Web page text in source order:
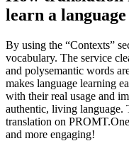
learn a language
By using the “Contexts”
vocabulary. The service
and polysemantic words
makes language learning
with their real usage and
authentic, living language.
translation on
and more engaging!